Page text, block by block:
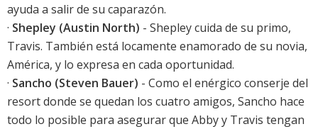
ayuda a salir de su caparazón.
· Shepley (Austin North) - Shepley cuida de su primo,
Travis. También está locamente enamorado de su novia,
América, y lo expresa en cada oportunidad.
· Sancho (Steven Bauer) - Como el enérgico conserje del
resort donde se quedan los cuatro amigos, Sancho hace
todo lo posible para asegurar que Abby y Travis tengan